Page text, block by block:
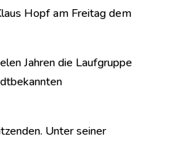
Hopf am Freitag dem
Jahren die Laufgruppe
Unter seiner